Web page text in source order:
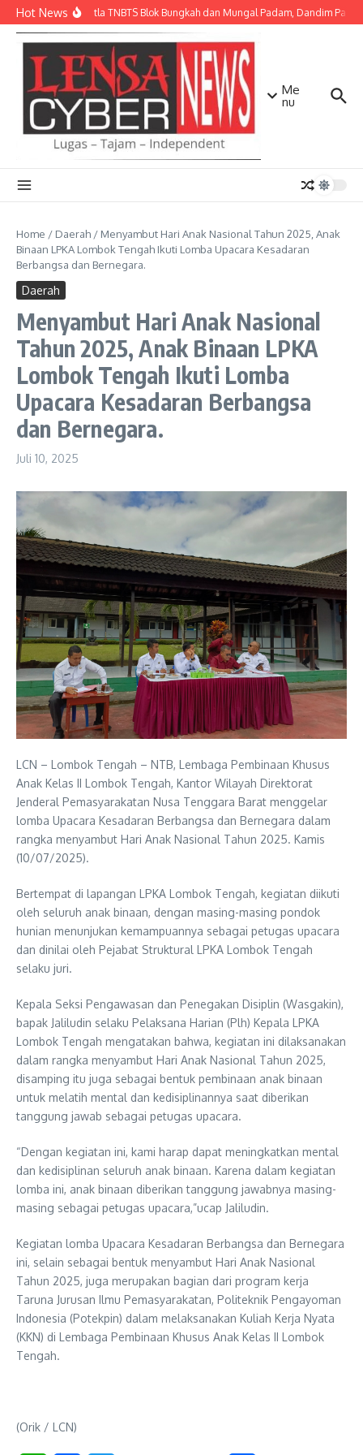
Lewati ke konten
Hot NewsApi Karhutla TNBTS Blok Bungkah dan Mungal Padam, Dandim
Me
nu
Home / Daerah / Menyambut Hari Anak Nasional Tahun 2025, Anak
Binaan LPKA Lombok Tengah Ikuti Lomba Upacara Kesadaran
Berbangsa dan Bernegara.
Daerah
Menyambut Hari Anak Nasional
Tahun 2025, Anak Binaan LPKA
Lombok Tengah Ikuti Lomba
Upacara Kesadaran Berbangsa
dan Bernegara.
Juli 10, 2025
LCN – Lombok Tengah – NTB, Lembaga Pembinaan Khusus
Anak Kelas II Lombok Tengah, Kantor Wilayah Direktorat
Jenderal Pemasyarakatan Nusa Tenggara Barat menggelar
lomba Upacara Kesadaran Berbangsa dan Bernegara dalam
rangka menyambut Hari Anak Nasional Tahun 2025. Kamis
(10/07/2025).
Bertempat di lapangan LPKA Lombok Tengah, kegiatan diikuti
oleh seluruh anak binaan, dengan masing-masing pondok
hunian menunjukan kemampuannya sebagai petugas upacara
dan dinilai oleh Pejabat Struktural LPKA Lombok Tengah
selaku juri.
Kepala Seksi Pengawasan dan Penegakan Disiplin (Wasgakin),
bapak Jaliludin selaku Pelaksana Harian (Plh) Kepala LPKA
Lombok Tengah mengatakan bahwa, kegiatan ini dilaksanakan
dalam rangka menyambut Hari Anak Nasional Tahun 2025,
disamping itu juga sebagai bentuk pembinaan anak binaan
untuk melatih mental dan kedisiplinannya saat diberikan
tanggung jawab sebagai petugas upacara.
“Dengan kegiatan ini, kami harap dapat meningkatkan mental
dan kedisiplinan seluruh anak binaan. Karena dalam kegiatan
lomba ini, anak binaan diberikan tanggung jawabnya masing-
masing sebagai petugas upacara,”ucap Jaliludin.
Kegiatan lomba Upacara Kesadaran Berbangsa dan Bernegara
ini, selain sebagai bentuk menyambut Hari Anak Nasional
Tahun 2025, juga merupakan bagian dari program kerja
Taruna Jurusan Ilmu Pemasyarakatan, Politeknik Pengayoman
Indonesia (Potekpin) dalam melaksanakan Kuliah Kerja Nyata
(KKN) di Lembaga Pembinaan Khusus Anak Kelas II Lombok
Tengah.
(Orik / LCN)